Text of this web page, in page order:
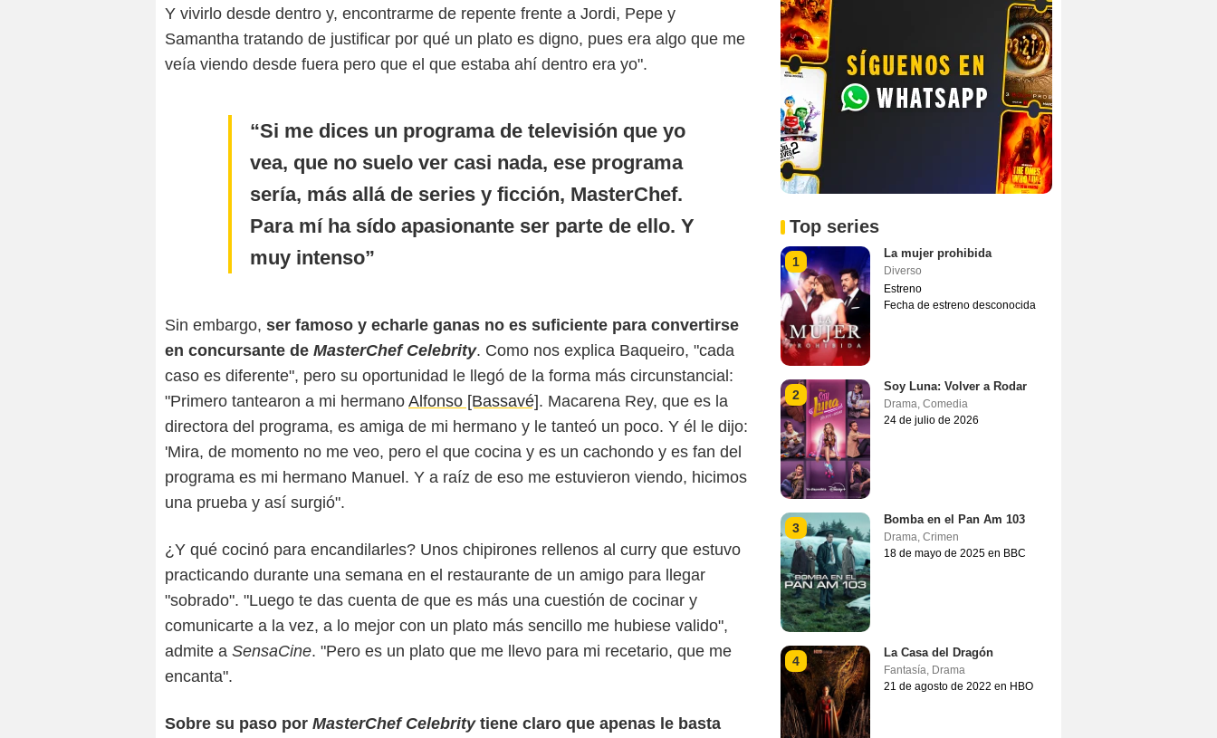
Y vivirlo desde dentro y, encontrarme de repente frente a Jordi, Pepe y
Samantha tratando de justificar por qué un plato es digno, pues era algo que me
veía viendo desde fuera pero que el que estaba ahí dentro era yo".
Si me dices un programa de televisión que yo
vea, que no suelo ver casi nada, ese programa
sería, más allá de series y ficción, MasterChef.
Para mí ha sído apasionante ser parte de ello. Y
muy intenso
Sin embargo, ser famoso y echarle ganas no es suficiente para convertirse
en concursante de MasterChef Celebrity. Como nos explica Baqueiro, "cada
caso es diferente", pero su oportunidad le llegó de la forma más circunstancial:
"Primero tantearon a mi hermano Alfonso [Bassavé]. Macarena Rey, que es la
directora del programa, es amiga de mi hermano y le tanteó un poco. Y él le dijo:
'Mira, de momento no me veo, pero el que cocina y es un cachondo y es fan del
programa es mi hermano Manuel. Y a raíz de eso me estuvieron viendo, hicimos
una prueba y así surgió".
¿Y qué cocinó para encandilarles? Unos chipirones rellenos al curry que estuvo
practicando durante una semana en el restaurante de un amigo para llegar
"sobrado". "Luego te das cuenta de que es más una cuestión de cocinar y
comunicarte a la vez, a lo mejor con un plato más sencillo me hubiese valido",
admite a SensaCine. "Pero es un plato que me llevo para mi recetario, que me
encanta".
Sobre su paso por MasterChef Celebritytiene claro que apenas le basta
Top series
1
La mujer prohibida
Diverso
Estreno
Fecha de estreno desconocida
2
Soy Luna: Volver a Rodar
Drama Comedia
24 de julio de 2026
3
Bomba en el Pan Am 103
Drama Crimen
18 de mayo de 2025 en BBC
4
La Casa del Dragón
Fantasía Drama
21 de agosto de 2022 en HBO